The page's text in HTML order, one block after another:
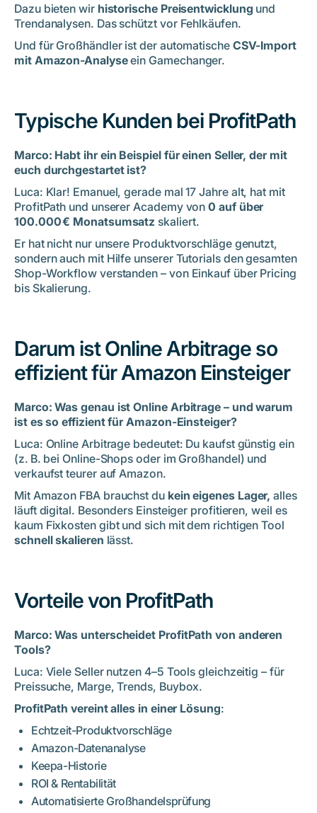
Dazu bieten wir historische Preisentwicklung und
Trendanalysen. Das schützt vor Fehlkäufen.
Und für Großhändler ist der automatische CSV-Import
mit Amazon-Analyseein Gamechanger.
Typische Kunden bei ProfitPath
Marco: Habt ihr ein Beispiel für einen Seller, der mit
euch durchgestartet ist?
Luca: Klar! Emanuel, gerade mal 17 Jahre alt, hat mit
ProfitPath und unserer Academy von0 auf über
100.000 € Monatsumsatz skaliert.
Er hat nicht nur unsere Produktvorschläge genutzt,
sondern auch mit Hilfe unserer Tutorials den gesamten
Shop-Workflow verstanden – von Einkauf über Pricing
bis Skalierung.
Darum ist Online Arbitrage so
effizient für Amazon Einsteiger
Marco: Was genau ist Online Arbitrage – und warum
ist es so effizient für Amazon-Einsteiger?
Luca: Online Arbitrage bedeutet: Du kaufst günstig ein
(z. B. bei Online-Shops oder im Großhandel) und
verkaufst teurer auf Amazon.
Mit Amazon FBA brauchst du kein eigenes Lager, alles
läuft digital. Besonders Einsteiger profitieren, weil es
kaum Fixkosten gibt und sich mit dem richtigen Tool
schnell skalieren lässt.
Vorteile von ProfitPath
Marco: Was unterscheidet ProfitPath von anderen
Tools?
Luca: Viele Seller nutzen 4–5 Tools gleichzeitig – für
Preissuche, Marge, Trends, Buybox.
ProfitPath vereint alles in einer Lösung:
Echtzeit-Produktvorschläge
Amazon-Datenanalyse
Keepa-Historie
ROI & Rentabilität
Automatisierte Großhandelsprüfung